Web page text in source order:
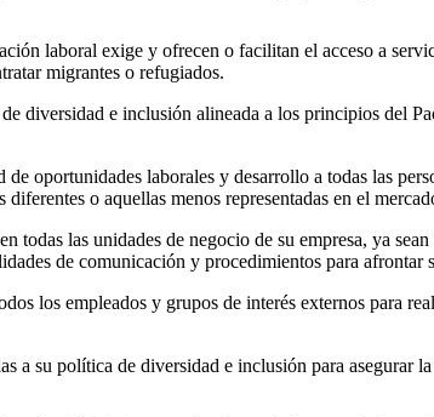
laboral exige y ofrecen o facilitan el acceso a
migrantes o refugiados.
diversidad e inclusión alineada a los principios del
oportunidades laborales y desarrollo a todas las
o aquellas menos representadas en el
todas las unidades de negocio de su empresa, ya
de comunicación y procedimientos para afrontar
los empleados y grupos de interés externos para
a su política de diversidad e inclusión para